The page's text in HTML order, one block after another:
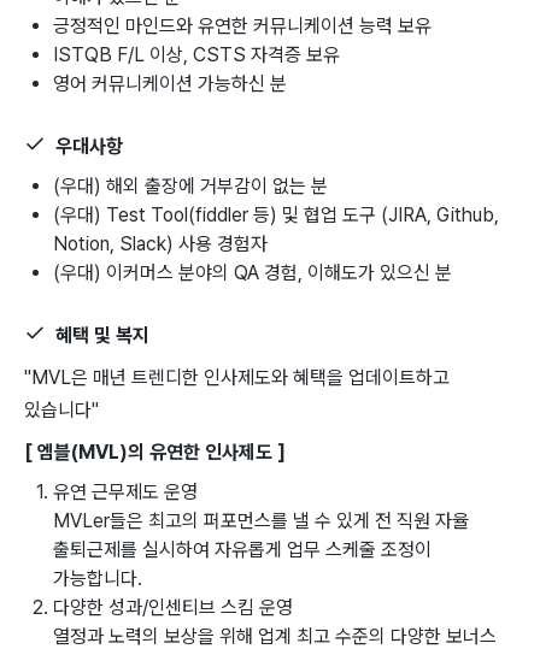
긍정적인 마인드와 유연한 커뮤니케이션 능력 보유
ISTQB F/L 이상, CSTS 자격증 보유
영어 커뮤니케이션 가능하신 분
우대사항
(우대) 해외 출장에 거부감이 없는 분
(우대) Test Tool(fiddler 등) 및 협업 도구 (JIRA, Github,
Notion, Slack) 사용 경험자
(우대) 이커머스 분야의 QA 경험, 이해도가 있으신 분
혜택 및 복지
"MVL은 매년 트렌디한 인사제도와 혜택을 업데이트하고
있습니다"
[ 엠블(MVL)의 유연한 인사제도 ]
유연 근무제도 운영
MVLer들은 최고의 퍼포먼스를 낼 수 있게 전 직원 자율
출퇴근제를 실시하여 자유롭게 업무 스케줄 조정이
가능합니다.
다양한 성과/인센티브 스킴 운영
열정과 노력의 보상을 위해 업계 최고 수준의 다양한 보너스